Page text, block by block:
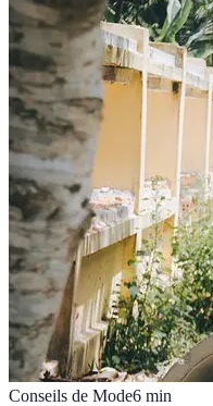
Conseils de Mode6 min